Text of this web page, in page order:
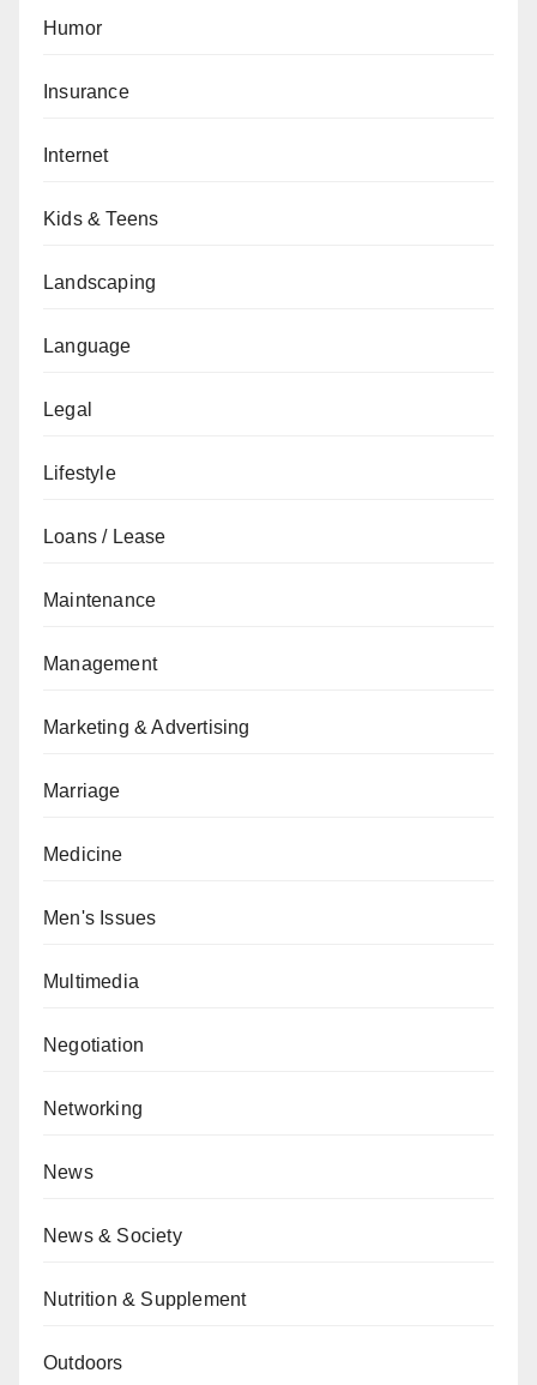
Humor
Insurance
Internet
Kids & Teens
Landscaping
Language
Legal
Lifestyle
Loans / Lease
Maintenance
Management
Marketing & Advertising
Marriage
Medicine
Men's Issues
Multimedia
Negotiation
Networking
News
News & Society
Nutrition & Supplement
Outdoors